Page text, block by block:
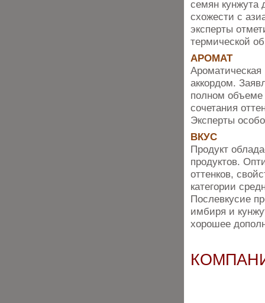
семян кунжута
схожести с
эксперты
термической
АРОМАТ
аккордом.
полном объеме
сочетания
Эксперты
ВКУС
Продукт
продуктов.
оттенков,
категории
Послевкусие
имбиря и
хорошее